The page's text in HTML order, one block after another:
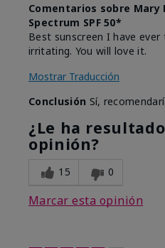
Comentarios sobre Mary
Spectrum SPF 50*
Best sunscreen I have
irritating. You will love it.
Mostrar Traducción
Conclusión Sí,
¿Le ha
opinión?
15 0
Marcar esta opinión